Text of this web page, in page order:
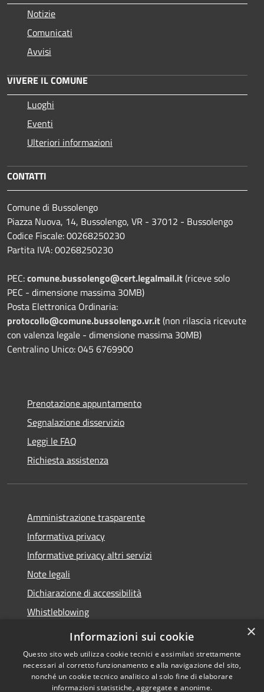
Notizie
Comunicati
Avvisi
VIVERE IL COMUNE
Luoghi
Eventi
Ulteriori informazioni
CONTATTI
Comune di Bussolengo
Piazza Nuova, 14, Bussolengo, VR - 37012 - Bussolengo
Codice Fiscale: 00268250230
Partita IVA: 00268250230
PEC:comune.bussolengo@cert.legalmail.it(riceve solo
PEC - dimensione massima 30MB)
Posta Elettronica Ordinaria:
protocollo@comune.bussolengo.vr.it(non rilascia ricevute
con valenza legale - dimensione massima 30MB)
Centralino Unico: 045 6769900
Prenotazione appuntamento
Segnalazione disservizio
Leggi le FAQ
Richiesta assistenza
Amministrazione trasparente
Informativa privacy
Informative privacy altri servizi
Note legali
Dichiarazione di accessibilità
Whistleblowing
RSS
Accessibilità
Copyright © 2026 • Comune di
Bussolengo • Powered by
×
Informazioni sui cookie
Questo sito web utilizza cookie tecnici e assimilati strettamente
necessari al corretto funzionamento e alla navigazione del sito,
nonché un cookie tecnico analitico al solo fine di elaborare
informazioni statistiche, aggregate e anonime.